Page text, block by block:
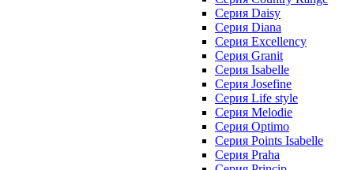
Серия Daisy
Серия Diana
Серия Excellency
Серия Granit
Серия Isabelle
Серия Josefine
Серия Life style
Серия Melodie
Серия Optimo
Серия Points Isabelle
Серия Praha